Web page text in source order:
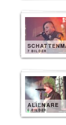
7 BILDER
ALIENARE
6 BILDER